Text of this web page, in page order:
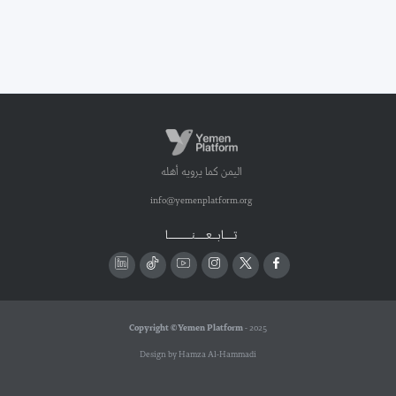
اليمن كما يرويه أهله
info@yemenplatform.org
تـــــابـــعــــــنـــــــــــــا
Copyright © Yemen Platform- 2025
Design by Hamza Al-Hammadi